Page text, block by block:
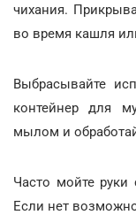
чихания.
во время кашля
Выбрасывайте
контейнер для
мылом и
Часто мойте
Если нет